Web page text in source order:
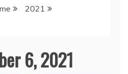
2021
6, 2021